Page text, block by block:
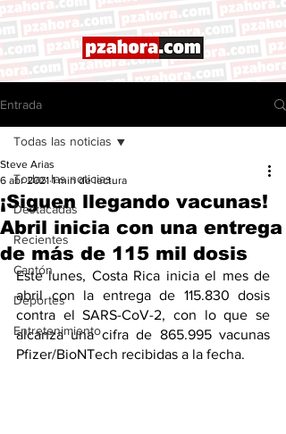
Entrada
Todas las noticias
Destacadas
Recientes
Cantón
Deportes
Entretenimiento
Todas las noticias
¡Siguen llegando vacunas!
Abril inicia con una entrega
de más de 115 mil dosis
Steve Arias
6 abr 2021 1 min de lectura
Este lunes, Costa Rica inicia el mes de
abril con la entrega de 115.830 dosis
contra el SARS-CoV-2, con lo que se
alcanza una cifra de 865.995 vacunas
Pfizer/BioNTech recibidas a la fecha.